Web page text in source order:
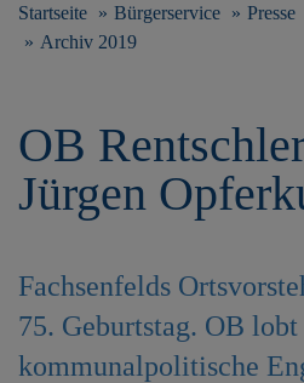
g
Startseite Bürgerservice Presse
Archiv 2019
OB
Jürgen
Fachsenfelds
75. Geburtstag. OB lobt
kommunalpolitische